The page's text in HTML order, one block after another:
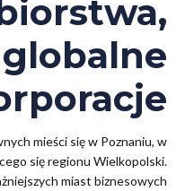
mieści się w Poznaniu, w
się regionu Wielkopolski.
miast biznesowych